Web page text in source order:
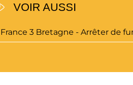
VOIR AUSSI
France 3 Bretagne - Arrêter de